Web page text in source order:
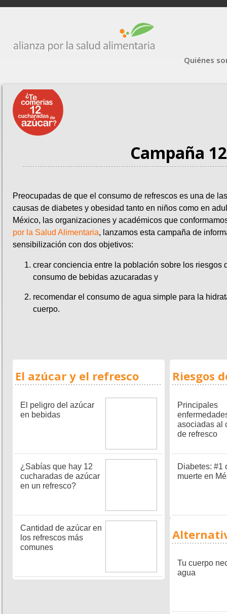
Quiénes
Campaña
Preocupadas de que el consumo de refrescos es una de
causas de diabetes y obesidad tanto en niños como en
México, las organizaciones y académicos que
por la Salud Alimentaria, lanzamos esta campaña de
sensibilización con dos objetivos:
crear conciencia entre la población sobre los riesgos
consumo de bebidas azucaradas y
recomendar el consumo de agua simple para la
cuerpo.
El azúcar y el refresco
El peligro del azúcar
en bebidas
¿Sabías que hay 12
cucharadas de azúcar
en un refresco?
Cantidad de azúcar en
los refrescos más
comunes
Riesgos
Principales
asociadas al
de refresco
Diabetes: #1
muerte en
Tu cuerpo
agua